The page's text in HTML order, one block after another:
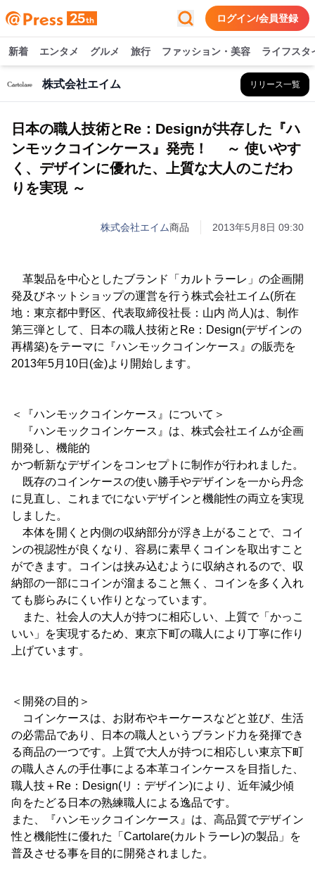
ログイン/会員登録
新着 エンタメ グルメ 旅行 ファッション・美容 ライフスタ
株式会社エイム リリース一覧
日本の職人技術とRe：Designが共存した『ハ
ンモックコインケース』発売！ ～ 使いやす
く、デザインに優れた、上質な大人のこだわ
りを実現 ～
株式会社エイム商品 2013年5月8日 09:30
革製品を中心としたブランド「カルトラーレ」の企画開
発及びネットショップの運営を行う株式会社エイム(所在
地：東京都中野区、代表取締役社長：山内 尚人)は、制作
第三弾として、日本の職人技術とRe：Design(デザインの
再構築)をテーマに『ハンモックコインケース』の販売を
2013年5月10日(金)より開始します。
＜『ハンモックコインケース』について＞
『ハンモックコインケース』は、株式会社エイムが企画
開発し、機能的
かつ斬新なデザインをコンセプトに制作が行われました。
既存のコインケースの使い勝手やデザインを一から丹念
に見直し、これまでにないデザインと機能性の両立を実現
しました。
本体を開くと内側の収納部分が浮き上がることで、コイ
ンの視認性が良くなり、容易に素早くコインを取出すこと
ができます。コインは挟み込むように収納されるので、収
納部の一部にコインが溜まること無く、コインを多く入れ
ても膨らみにくい作りとなっています。
また、社会人の大人が持つに相応しい、上質で「かっこ
いい」を実現するため、東京下町の職人により丁寧に作り
上げています。
＜開発の目的＞
コインケースは、お財布やキーケースなどと並び、生活
の必需品であり、日本の職人というブランド力を発揮でき
る商品の一つです。上質で大人が持つに相応しい東京下町
の職人さんの手仕事による本革コインケースを目指した、
職人技＋Re：Design(リ：デザイン)により、近年減少傾
向をたどる日本の熟練職人による逸品です。
また、『ハンモックコインケース』は、高品質でデザイン
性と機能性に優れた「Cartolare(カルトラーレ)の製品」を
普及させる事を目的に開発されました。